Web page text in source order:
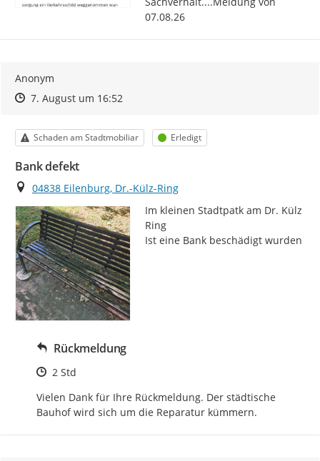
07.08.26
Anonym
Zeitpunkt des Erstellens
Zeitpunkt des Erstellens
7. August um 16:52Zur Äußerung
Kategorie
Schaden am Stadtmobiliar Status
Erledigt
Bank defekt
Ort
04838 Eilenburg, Dr.-Külz-Ring
Im kleinen Stadtpatk am Dr. Külz
Ring
Ist eine Bank beschädigt wurden
Rückmeldung
Zeitpunkt des Erstellens
2 Std
Vielen Dank für Ihre Rückmeldung. Der städtische
Bauhof wird sich um die Reparatur kümmern.